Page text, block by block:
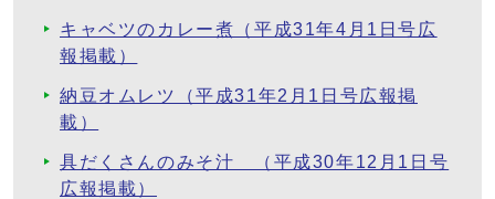
キャベツのカレー煮（平成31年4月1日号広
報掲載）
納豆オムレツ（平成31年2月1日号広報掲
載）
具だくさんのみそ汁 （平成30年12月1日号
広報掲載）